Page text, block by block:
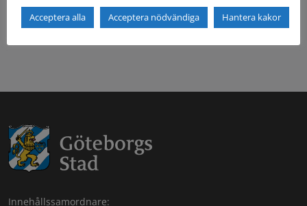
Säkerhetsordningen
Innehållssamordnare:
Acceptera alla Acceptera nödvändiga Hantera kakor